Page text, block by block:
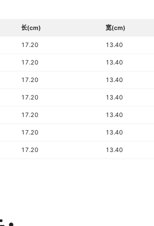
长(cm) 宽(cm)
17.20 13.40
17.20 13.40
17.20 13.40
17.20 13.40
17.20 13.40
17.20 13.40
17.20 13.40